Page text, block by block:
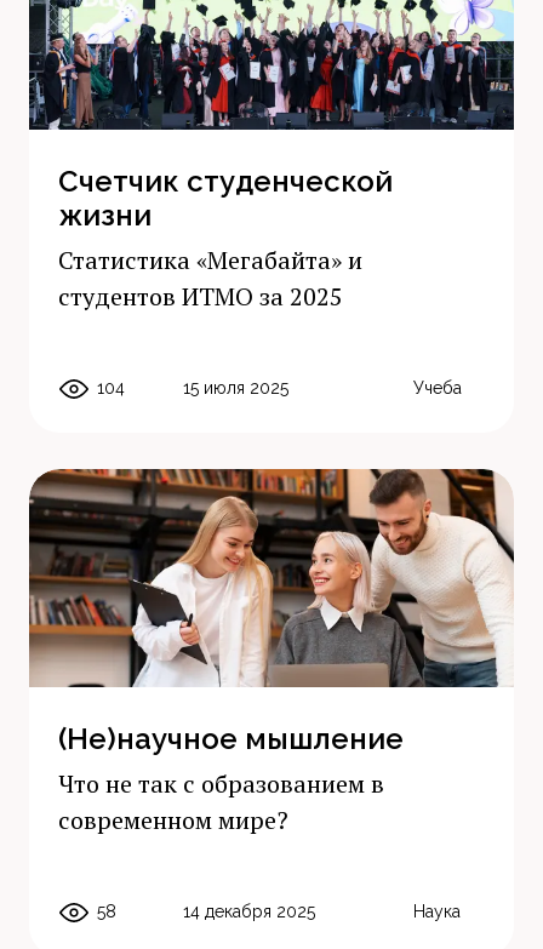
Счетчик студенческой
жизни
Статистика «Мегабайта» и
студентов ИТМО за 2025
104 15 июля 2025 Учеба
(Не)научное мышление
Что не так с образованием в
современном мире?
58 14 декабря 2025 Наука